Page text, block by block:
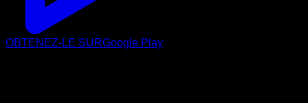
OBTENEZ-LE SURGoogle Play